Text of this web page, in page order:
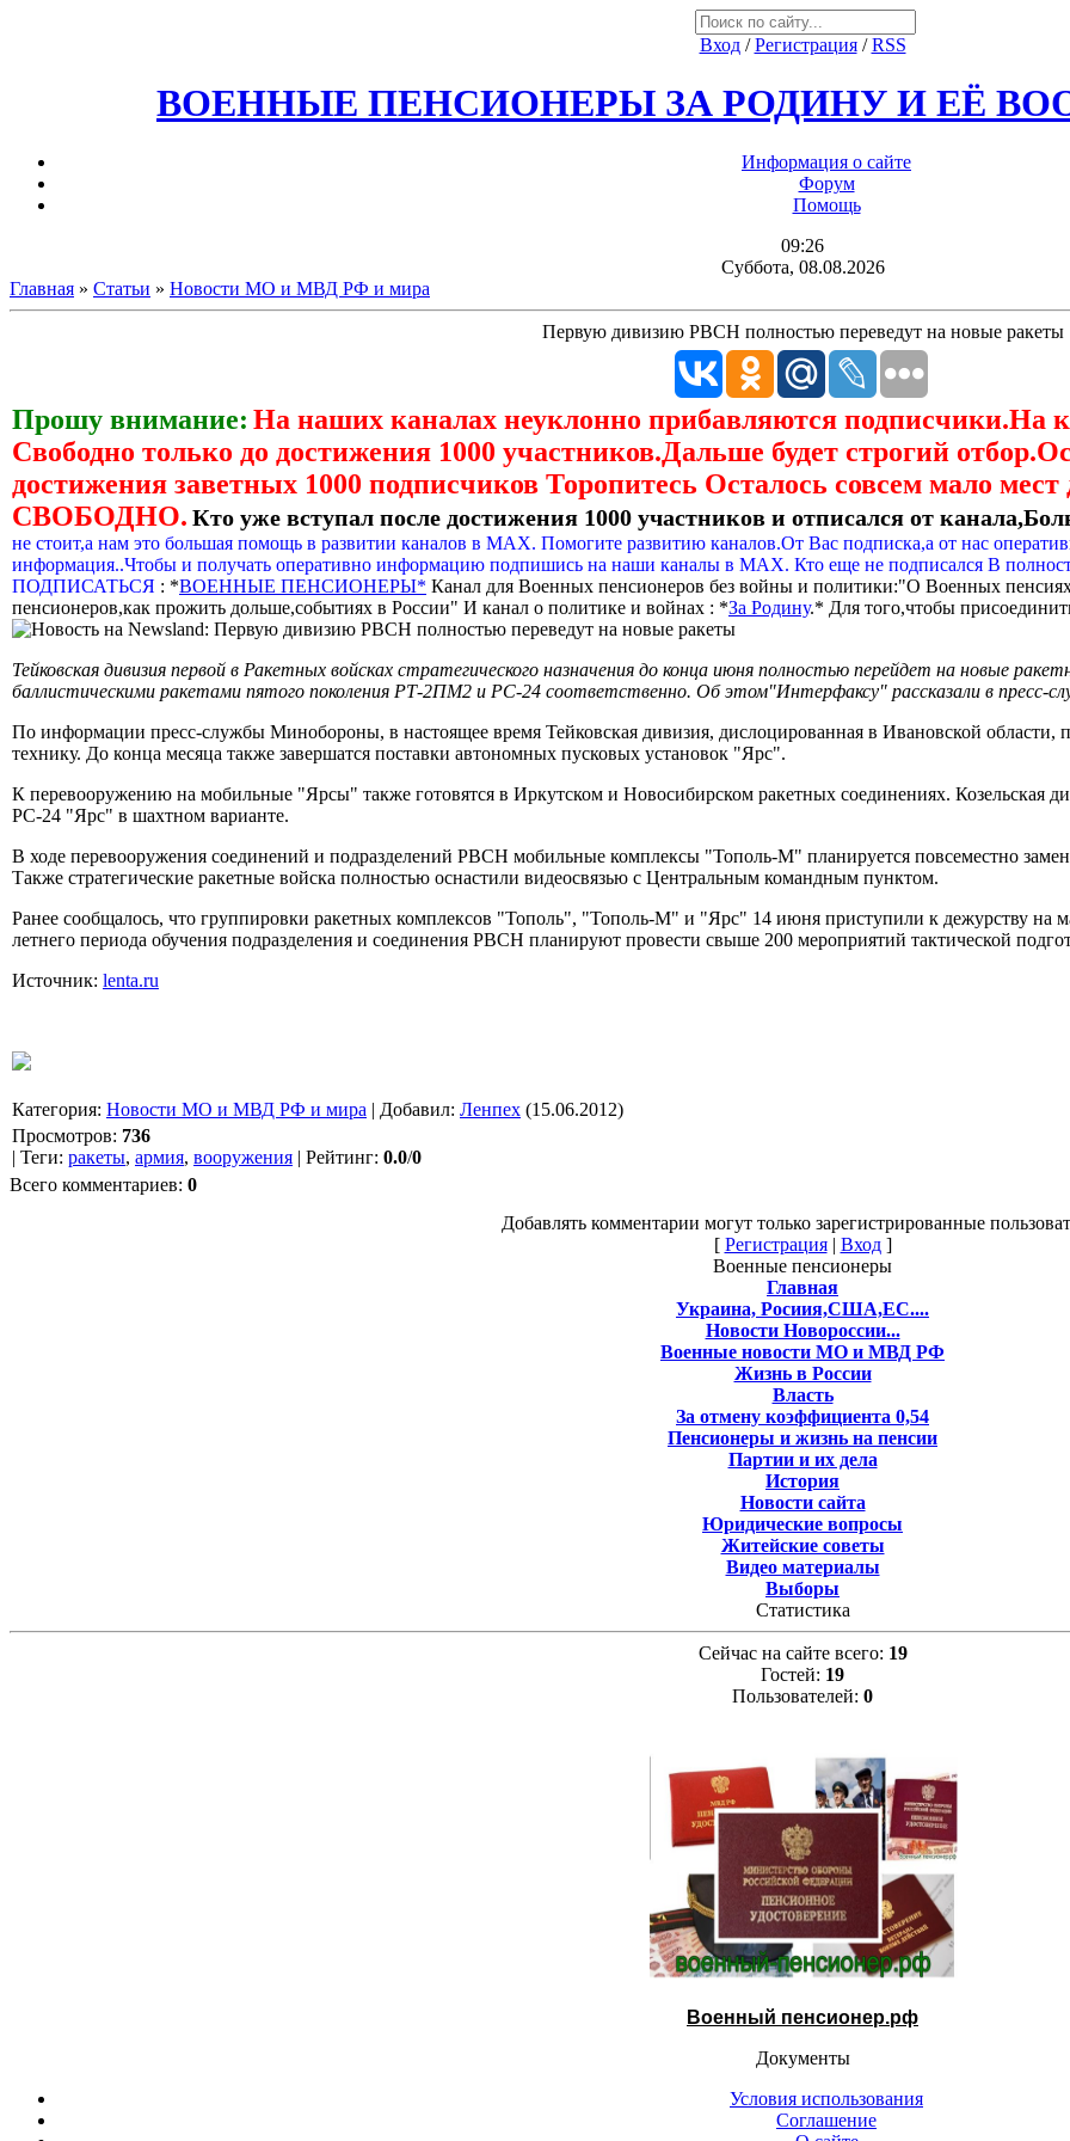
Вход/Регистрация/RSS
ВОЕННЫЕ ПЕНСИОНЕРЫ ЗА РОДИНУ И ЕЁ
Информация о сайте
Форум
Помощь
09:26
Суббота, 08.08.2026
Главная » Статьи » Новости МО и МВД РФ и мира
Первую дивизию РВСН полностью переведут на новые ракеты
Прошу внимание: На наших каналах неуклонно прибавляются
Свободно только до достижения 1000 участников.Дальше будет строгий
достижения заветных 1000 подписчиков Торопитесь Осталось совсем мало
СВОБОДНО. Кто уже вступал после достижения 1000 участников и отписался от
не стоит,а нам это большая помощь в развитии каналов в МАХ. Помогите развитию каналов.От Вас подписка,а от нас
информация..Чтобы и получать оперативно информацию подпишись на наши каналы в МАХ. Кто еще не подписался В
ПОДПИСАТЬСЯ : *ВОЕННЫЕ ПЕНСИОНЕРЫ* Канал для Военных пенсионеров без войны и политики:"О Военных
пенсионеров,как прожить дольше,событиях в России" И канал о политике и войнах : *За Родину.* Для того,чтобы
Тейковская дивизия первой в Ракетных войсках стратегического назначения до конца июня полностью перейдет на новые
баллистическими ракетами пятого поколения РТ-2ПМ2 и РС-24 соответственно. Об этом"Интерфаксу" рассказали в пресс-
По информации пресс-службы Минобороны, в настоящее время Тейковская дивизия, дислоцированная в Ивановской
технику. До конца месяца также завершатся поставки автономных пусковых установок "Ярс".
К перевооружению на мобильные "Ярсы" также готовятся в Иркутском и Новосибирском ракетных соединениях. Козельская
РС-24 "Ярс" в шахтном варианте.
В ходе перевооружения соединений и подразделений РВСН мобильные комплексы "Тополь-М" планируется повсеместно
Также стратегические ракетные войска полностью оснастили видеосвязью с Центральным командным пунктом.
Ранее сообщалось, что группировки ракетных комплексов "Тополь", "Тополь-М" и "Ярс" 14 июня приступили к дежурству на
летнего периода обучения подразделения и соединения РВСН планируют провести свыше 200 мероприятий тактической
Источник: lenta.ru
Категория: Новости МО и МВД РФ и мира | Добавил: Ленпех (15.06.2012)
Просмотров: 736
| Теги: ракеты, армия, вооружения | Рейтинг: 0.0/0
Всего комментариев: 0
Добавлять комментарии могут только зарегистрированные
[ Регистрация| Вход]
Военные пенсионеры
Главная
Украина, Росиия,США,ЕС....
Новости Новороссии...
Военные новости МО и МВД РФ
Жизнь в России
Власть
За отмену коэффициента 0,54
Пенсионеры и жизнь на пенсии
Партии и их дела
История
Новости сайта
Юридические вопросы
Житейские советы
Видео материалы
Выборы
Статистика
Сейчас на сайте всего: 19
Гостей: 19
Пользователей: 0
Военный пенсионер.рф
Документы
Условия использования
Соглашение